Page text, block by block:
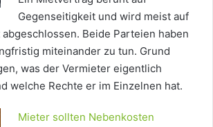
Gegenseitigkeit und wird meist auf
Beide Parteien haben
miteinander zu tun. Grund
was der Vermieter eigentlich
welche Rechte er im Einzelnen hat.
Mieter sollten Nebenkosten